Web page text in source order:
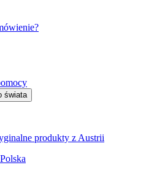
produkty z Austrii